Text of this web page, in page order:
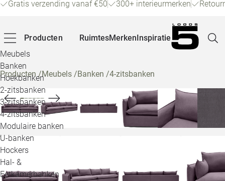
Gratis verzending vanaf €50 300+ interieurmerken
Producten
Meubels
Banken
Hoekbanken
2-zitsbanken
3-zitsbanken
4-zitsbanken
Modulaire banken
U-banken
Hockers
Hal- &
Eetkamerbanken
RuimtesMerkenInspiratie
Producten/Meubels /Banken /4-zitsbanken